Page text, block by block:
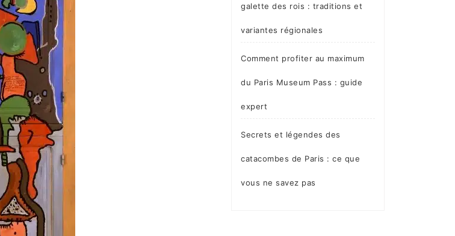
galette des rois : traditions et
variantes régionales
Comment profiter au maximum
du Paris Museum Pass : guide
expert
Secrets et légendes des
catacombes de Paris : ce que
vous ne savez pas